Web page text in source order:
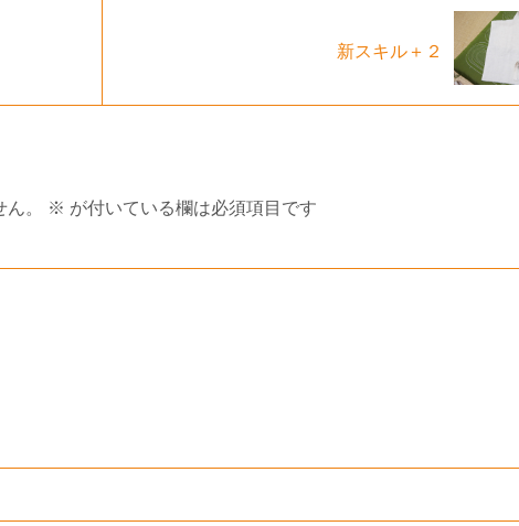
新スキル＋２
。 ※ が付いている欄は必須項目です